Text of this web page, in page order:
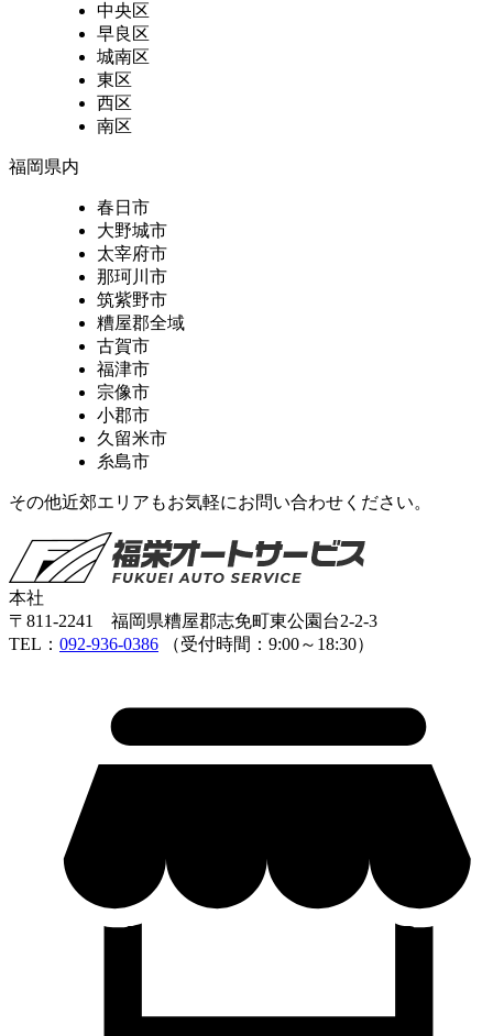
中央区
早良区
城南区
東区
西区
南区
福岡県内
春日市
大野城市
太宰府市
那珂川市
筑紫野市
糟屋郡全域
古賀市
福津市
宗像市
小郡市
久留米市
糸島市
その他近郊エリアもお気軽にお問い合わせください。
本社
〒811-2241 福岡県糟屋郡志免町東公園台2-2-3
TEL： 092-936-0386 （受付時間：9:00～18:30）